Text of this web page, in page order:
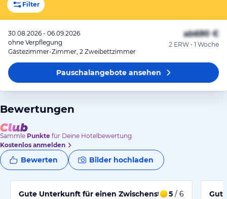
Filter
30.08.2026 - 06.09.2026
ohne Verpflegung
Gästezimmer-Zimmer, 2 Zweibettzimmer
ab690 €
2 ERW • 1 Woche
Pauschalangeboteansehen
Bewertungen
Sammle Punkte für Deine Hotelbewertung.
Kostenlos anmelden
Bewerten Bilder hochladen
Gute Unterkunft für einen Zwischenstopp in Dubai
5 / 6